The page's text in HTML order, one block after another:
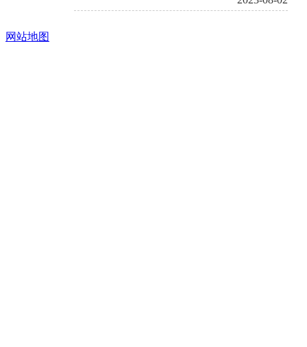
网站地图